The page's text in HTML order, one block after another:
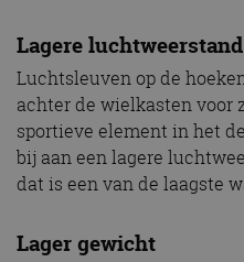
Lagere luchtweerstand
Luchtsleuven op de
achter de wielkasten voor
sportieve element in het
bij aan een lagere
dat is een van de laagste
Lager gewicht